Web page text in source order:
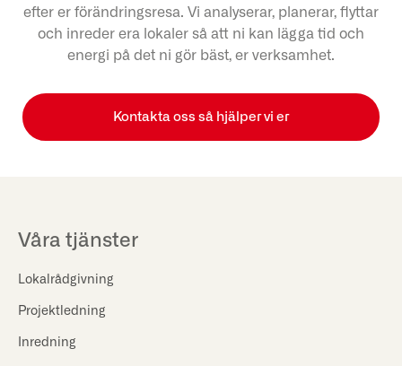
efter er förändringsresa. Vi analyserar, planerar, flyttar
och inreder era lokaler så att ni kan lägga tid och
energi på det ni gör bäst, er verksamhet.
Kontakta oss så hjälper vi er
Våra tjänster
Lokalrådgivning
Projektledning
Inredning